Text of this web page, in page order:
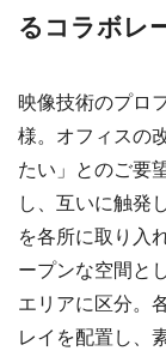
るコラボレ
映像技術のプロ
様。オフィスの
たい」とのご要
し、互いに触発
を各所に取り入
ープンな空間と
エリアに区分。
レイを配置し、